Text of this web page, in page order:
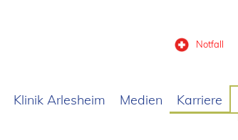
Notfall
Klinik Arlesheim Medien Karriere